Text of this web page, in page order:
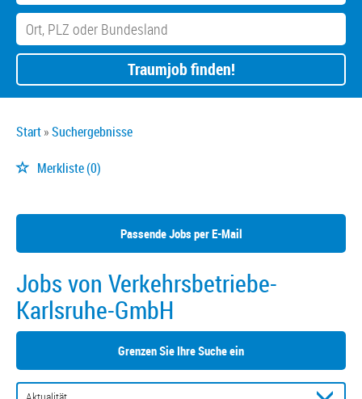
Traumjob finden!
Start Suchergebnisse
Merkliste(0)
Passende Jobs per E-Mail
Jobs von Verkehrsbetriebe-
Karlsruhe-GmbH
Grenzen Sie Ihre Suche ein